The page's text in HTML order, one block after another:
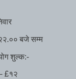
बजे सम्म
शुल्क:-
– £१२